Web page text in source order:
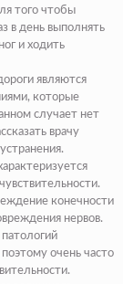
того чтобы
в день выполнять
и ходить
являются
которые
случает нет
врачу
конечности
нервов.
очень часто